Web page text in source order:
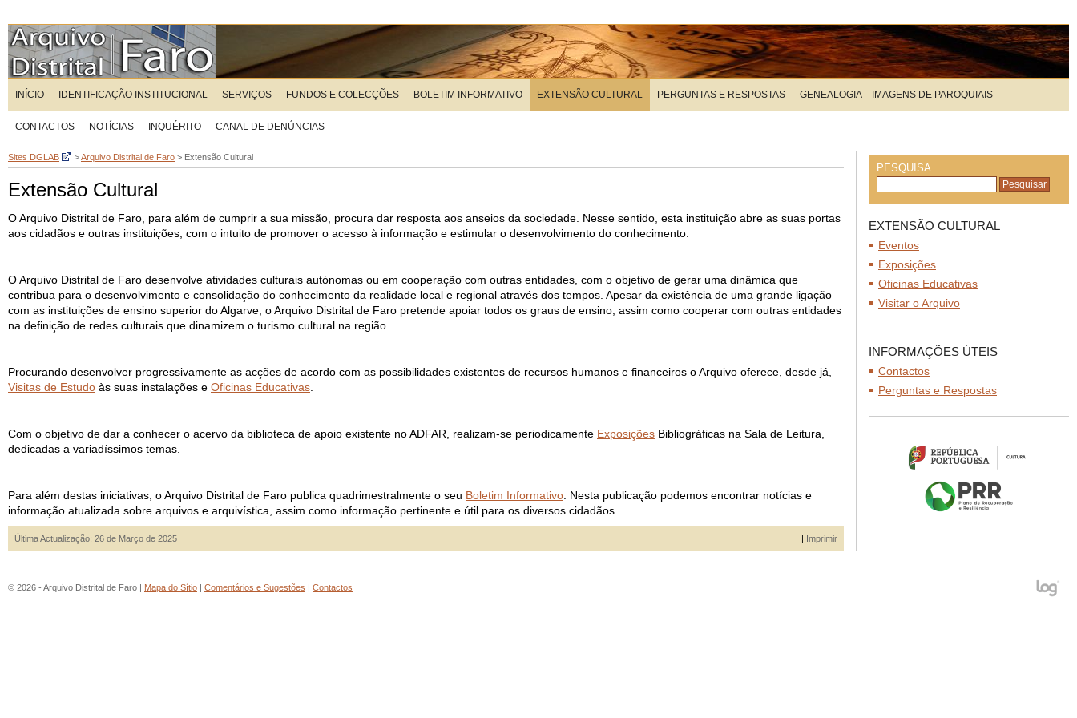
INÍCIO IDENTIFICAÇÃO INSTITUCIONAL SERVIÇOS FUNDOS E COLECÇÕES BOLETIM INFORMATIVO EXTENSÃO CULTURAL PERGUNTAS E RESPOSTAS GENEALOGIA – IMAGENS DE PAROQUIAIS
CONTACTOS NOTÍCIAS INQUÉRITO CANAL DE DENÚNCIAS
Sites DGLAB >Arquivo Distrital de Faro > Extensão Cultural
Extensão Cultural
O Arquivo Distrital de Faro, para além de cumprir a sua missão, procura dar resposta aos anseios da sociedade. Nesse sentido, esta instituição abre as suas portas
aos cidadãos e outras instituições, com o intuito de promover o acesso à informação e estimular o desenvolvimento do conhecimento.
O Arquivo Distrital de Faro desenvolve atividades culturais autónomas ou em cooperação com outras entidades, com o objetivo de gerar uma dinâmica que
contribua para o desenvolvimento e consolidação do conhecimento da realidade local e regional através dos tempos. Apesar da existência de uma grande ligação
com as instituições de ensino superior do Algarve, o Arquivo Distrital de Faro pretende apoiar todos os graus de ensino, assim como cooperar com outras entidades
na definição de redes culturais que dinamizem o turismo cultural na região.
Procurando desenvolver progressivamente as acções de acordo com as possibilidades existentes de recursos humanos e financeiros o Arquivo oferece, desde já,
Visitas de Estudo às suas instalações e Oficinas Educativas
Com o objetivo de dar a conhecer o acervo da biblioteca de apoio existente no ADFAR, realizam-se periodicamente Exposições Bibliográficas na Sala de Leitura,
dedicadas a variadíssimos temas.
Para além destas iniciativas, o Arquivo Distrital de Faro publica quadrimestralmente o seu Boletim Informativo . Nesta publicação podemos encontrar notícias e
informação atualizada sobre arquivos e arquivística, assim como informação pertinente e útil para os diversos cidadãos.
Última Actualização: 26 de Março de 2025 | Imprimir
PESQUISA
EXTENSÃO CULTURAL
Eventos
Exposições
Oficinas Educativas
Visitar o Arquivo
INFORMAÇÕES ÚTEIS
Contactos
Perguntas e Respostas
© 2026 - Arquivo Distrital de Faro | Mapa do Sítio | Comentários e Sugestões | Contactos